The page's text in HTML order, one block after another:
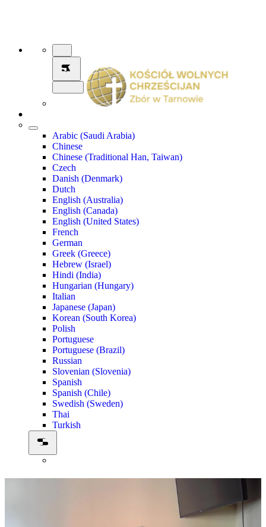
Arabic (Saudi Arabia)
Chinese
Chinese (Traditional Han, Taiwan)
Czech
Danish (Denmark)
Dutch
English (Australia)
English (Canada)
English (United States)
French
German
Greek (Greece)
Hebrew (Israel)
Hindi (India)
Hungarian (Hungary)
Italian
Japanese (Japan)
Korean (South Korea)
Polish
Portuguese
Portuguese (Brazil)
Russian
Slovenian (Slovenia)
Spanish
Spanish (Chile)
Swedish (Sweden)
Thai
Turkish